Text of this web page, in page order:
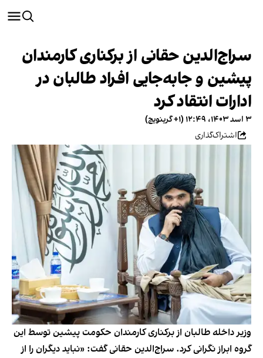
سراج‌الدین حقانی از برکناری کارمندان
پیشین و جابه‌جایی افراد طالبان در
ادارات انتقاد کرد
۳ اسد ۱۴۰۳، ۱۲:۴۹ (‎+۱ گرینویچ)
اشتراک‌گذاری
وزیر داخله طالبان از برکناری کارمندان حکومت پیشین توسط این
گروه ابراز نگرانی کرد. سراج‌الدین حقانی گفت: «نباید دیگران را از